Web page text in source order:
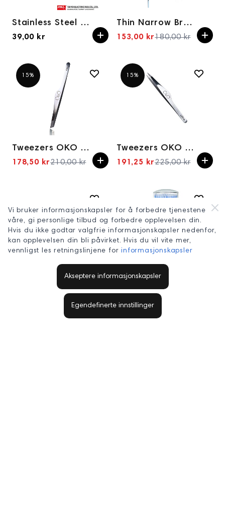
Vi bruker informasjonskapsler for å forbedre tjenestene
våre, gi personlige tilbud og forbedre opplevelsen din.
Hvis du ikke godtar valgfrie informasjonskapsler nedenfor,
kan opplevelsen din bli påvirket. Hvis du vil vite mer,
vennligst les retningslinjene forinformasjonskapsler
Akseptere informasjonskapsler
Egendefinerte innstillinger
Stainless Steel Tweezer
39,00 kr
Thin Narrow Brush OKO #7
Spesialpris
153,00 kr180,00 kr
15%
Tweezers OKO 02 Easy Touch
Spesialpris
178,50 kr210,00 kr
15%
Tweezers OKO 03 Ultra Point
Spesialpris
191,25 kr225,00 kr
Vippe børster 10stk
49,00 kr